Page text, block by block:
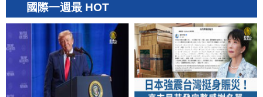
國際一週最 HOT